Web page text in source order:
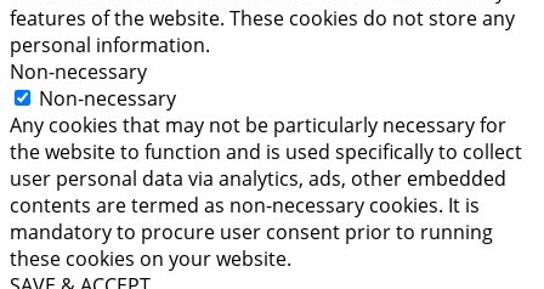
features of the website. These cookies do not store any
personal information.
Non-necessary
Non-necessary
Any cookies that may not be particularly necessary for
the website to function and is used specifically to collect
user personal data via analytics, ads, other embedded
contents are termed as non-necessary cookies. It is
mandatory to procure user consent prior to running
these cookies on your website.